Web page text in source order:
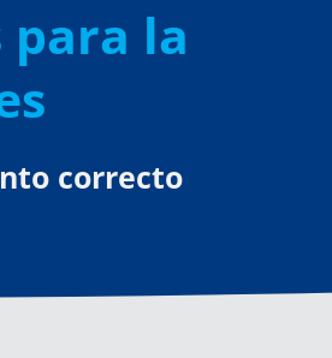
para la
correcto